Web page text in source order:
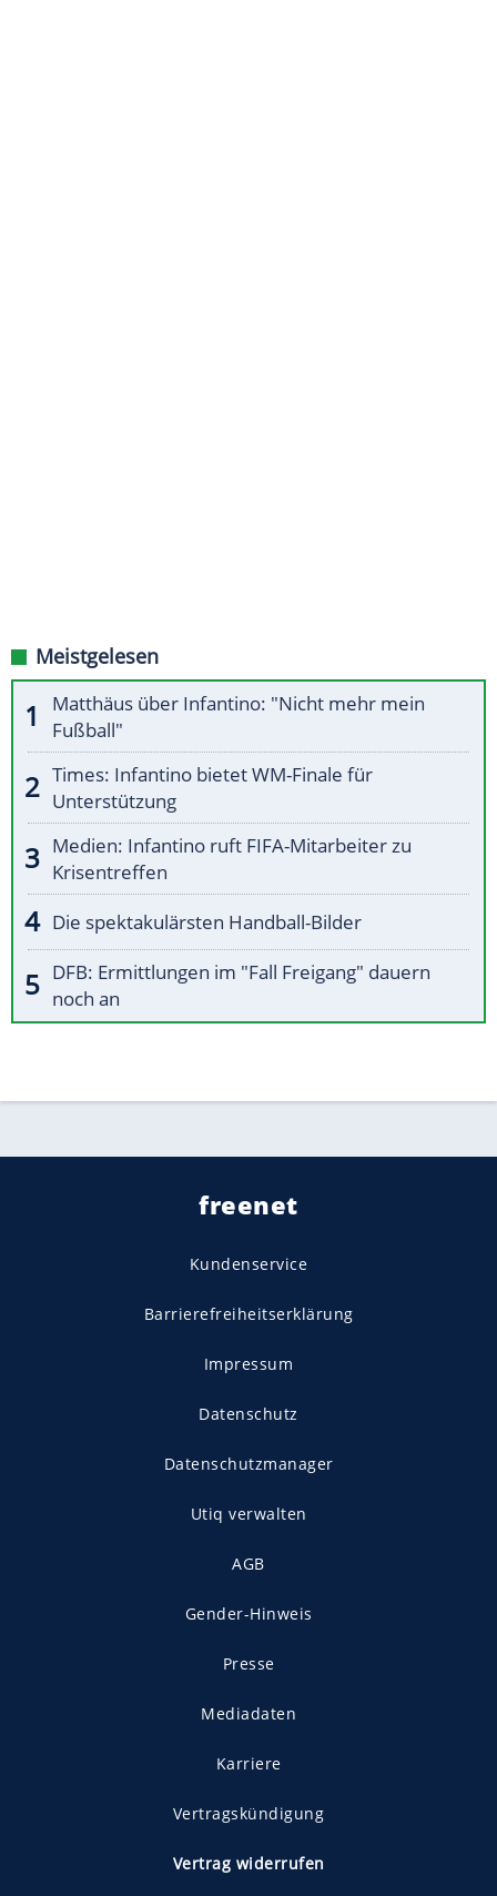
Meistgelesen
Matthäus über Infantino: "Nicht mehr mein
Fußball"
Times: Infantino bietet WM-Finale für
Unterstützung
Medien: Infantino ruft FIFA-Mitarbeiter zu
Krisentreffen
Die spektakulärsten Handball-Bilder
DFB: Ermittlungen im "Fall Freigang" dauern
noch an
freenet
Kundenservice
Barrierefreiheitserklärung
Impressum
Datenschutz
Datenschutzmanager
Utiq verwalten
AGB
Gender-Hinweis
Presse
Mediadaten
Karriere
Vertragskündigung
Vertrag widerrufen